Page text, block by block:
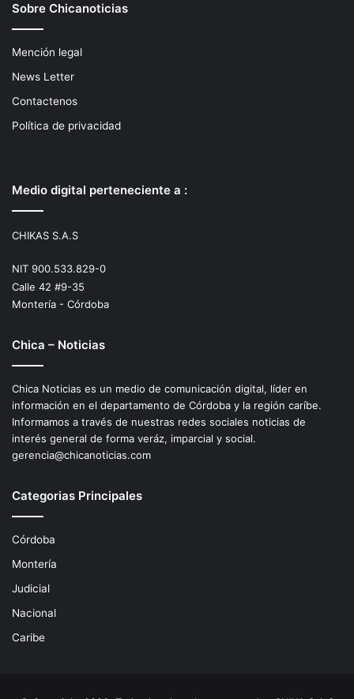
Sobre Chicanoticias
Mención legal
News Letter
Contactenos
Política de privacidad
Medio digital perteneciente a :
CHIKAS S.A.S
NIT 900.533.829-0
Calle 42 #9-35
Montería - Córdoba
Chica – Noticias
Chica Noticias es un medio de comunicación digital, líder en
información en el departamento de Córdoba y la región caríbe.
Informamos a través de nuestras redes sociales noticias de
interés general de forma veráz, imparcial y social.
gerencia@chicanoticias.com
Categorias Principales
Córdoba
Montería
Judicial
Nacional
Caribe